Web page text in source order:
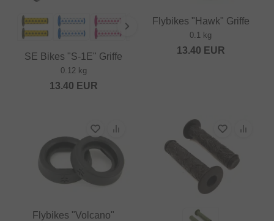
SE Bikes "S-1E" Griffe
0.12 kg
13.40 EUR
Flybikes "Hawk" Griffe
0.1 kg
13.40 EUR
Flybikes "Volcano"